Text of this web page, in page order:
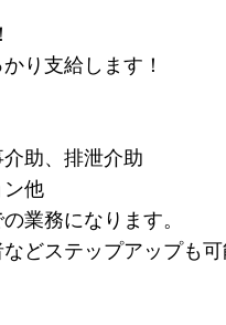
り支給します！
介助、排泄介助
ン他
業務になります。
などステップアップも